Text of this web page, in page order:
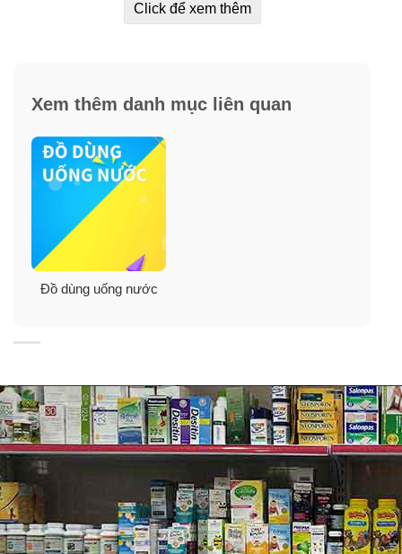
Click để xem thêm
Xem thêm danh mục liên quan
Đồ dùng uống nước